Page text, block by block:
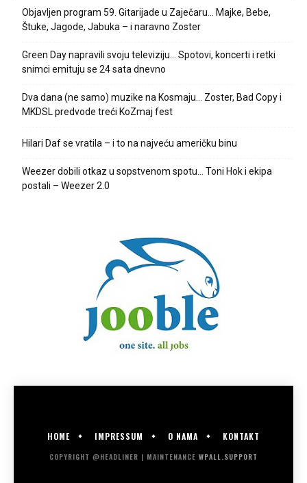
Objavljen program 59. Gitarijade u Zaječaru… Majke, Bebe,
Štuke, Jagode, Jabuka – i naravno Zoster
Green Day napravili svoju televiziju… Spotovi, koncerti i retki
snimci emituju se 24 sata dnevno
Dva dana (ne samo) muzike na Kosmaju… Zoster, Bad Copy i
MKDSL predvode treći KoZmaj fest
Hilari Daf se vratila – i to na najveću američku binu
Weezer dobili otkaz u sopstvenom spotu… Toni Hok i ekipa
postali – Weezer 2.0
HOME IMPRESSUM O NAMA KONTAKT
COPYRIGHT @HEADLINER | MAINTENANCE WPALL.SUPPORT